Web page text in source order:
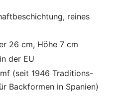
reines
26 cm, Höhe 7 cm
der EU
(seit 1946 Traditions-
Backformen in Spanien)